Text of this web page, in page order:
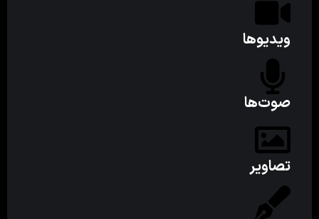
ویدیوها
صوت‌ها
تصاویر